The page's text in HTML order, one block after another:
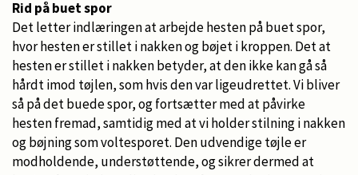
Rid på buet spor
Det letter indlæringen at arbejde hesten på buet spor,
hvor hesten er stillet i nakken og bøjet i kroppen. Det at
hesten er stillet i nakken betyder, at den ikke kan gå så
hårdt imod tøjlen, som hvis den var ligeudrettet. Vi bliver
så på det buede spor, og fortsætter med at påvirke
hesten fremad, samtidig med at vi holder stilning i nakken
og bøjning som voltesporet. Den udvendige tøjle er
modholdende, understøttende, og sikrer dermed at